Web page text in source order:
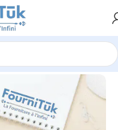
& Communication